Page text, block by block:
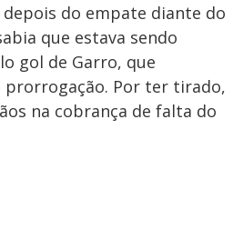
do empate diante do
que estava sendo
gol de Garro, que
prorrogação. Por ter tirado,
na cobrança de falta do